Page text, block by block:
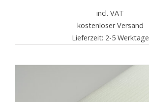
incl. VAT
kostenloser Versand
Lieferzeit: 2-5 Werktage